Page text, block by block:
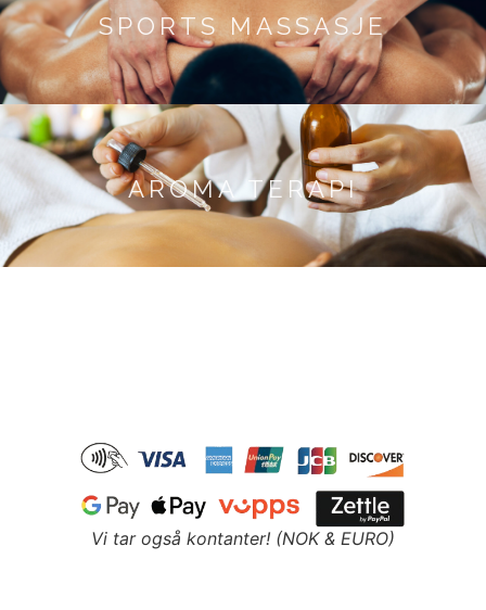
SPORTS MASSASJE
AROMA TERAPI
Vi tar også kontanter! (NOK & EURO)